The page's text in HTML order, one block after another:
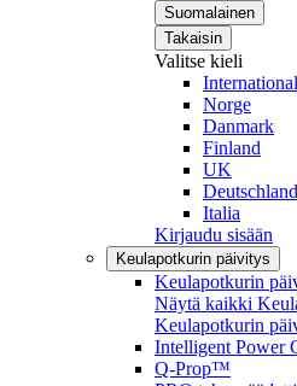
Suomalainen
Takaisin
Valitse kieli
International
Norge
Danmark
Finland
UK
Deutschland
Italia
Kirjaudu sisään
Keulapotkurin päivitys
Keulapotkurin
Näytä kaikki
Keulapotkurin
Intelligent Power
Q-Prop™